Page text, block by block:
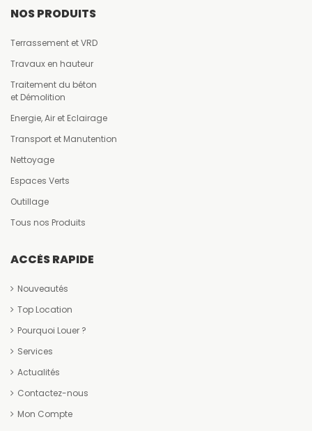
NOS PRODUITS
Terrassement et VRD
Travaux en hauteur
Traitement du béton
et Démolition
Energie, Air et Eclairage
Transport et Manutention
Nettoyage
Espaces Verts
Outillage
Tous nos Produits
ACCÈS RAPIDE
Nouveautés
Top Location
Pourquoi Louer ?
Services
Actualités
Contactez-nous
Mon Compte